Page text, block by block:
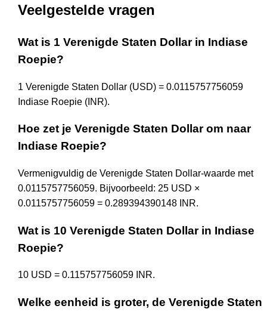
Veelgestelde vragen
Wat is 1 Verenigde Staten Dollar in Indiase
Roepie?
1 Verenigde Staten Dollar (USD) = 0.0115757756059
Indiase Roepie (INR).
Hoe zet je Verenigde Staten Dollar om naar
Indiase Roepie?
Vermenigvuldig de Verenigde Staten Dollar-waarde met
0.0115757756059. Bijvoorbeeld: 25 USD ×
0.0115757756059 = 0.289394390148 INR.
Wat is 10 Verenigde Staten Dollar in Indiase
Roepie?
10 USD = 0.115757756059 INR.
Welke eenheid is groter, de Verenigde Staten